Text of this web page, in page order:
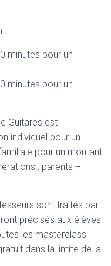
:
minutes pour un
minutes pour un
Guitares est
individuel pour un
pour un montant
: parents +
sont traités par
précisés aux élèves
les masterclass
dans la limite de la